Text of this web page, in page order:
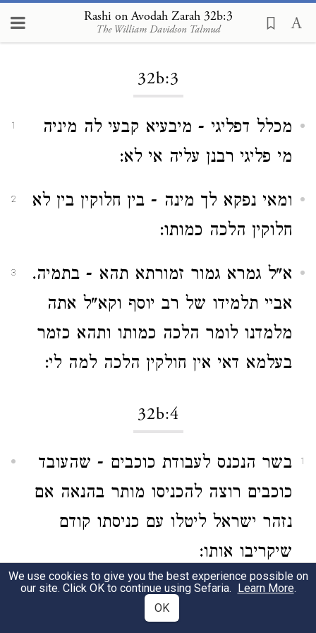
Rashi on Avodah Zarah 32b:3
The William Davidson Talmud
Loading...
32b:3
1
מכלל דפליגי - מיבעיא קבעי לה מיניה
מי פליגי רבנן עליה אי לא:
2
ומאי נפקא לך מינה - בין חלוקין בין לא
חלוקין הלכה כמותו:
3
א"ל גמרא גמור זמורתא תהא - בתמיה.
אביי תלמידו של רב יוסף וקא"ל אתה
מלמדנו לומר הלכה כמותו ותהא כזמר
בעלמא דאי אין חולקין הלכה למה לי:
32b:4
1
בשר הנכנס לעבודת כוכבים - שהעובד
כוכבים רוצה להכניסו מותר בהנאה אם
נזהר ישראל ליטלו עם כניסתו קודם
שיקריבו אותו:
מאן תנא - דבשר העובד כוכבים מותר
We use cookies to give you the best experience possible on
our site. Click OK to continue using Sefaria. Learn More.
OK